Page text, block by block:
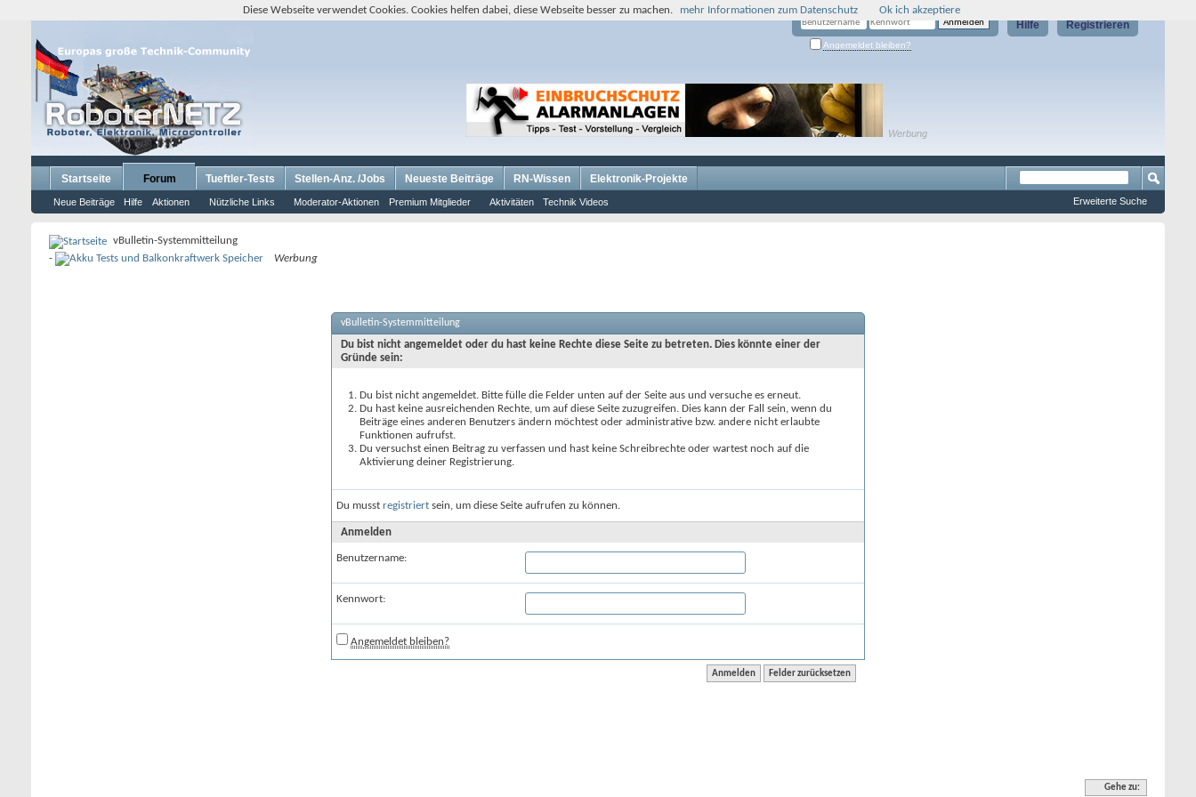
Registrieren
Hilfe
Angemeldet bleiben?
Werbung
Startseite Forum
Neue Beiträge Hilfe Aktionen Nützliche Links Moderator-Aktionen Premium Mitglieder Aktivitäten Technik Videos
Tueftler-Tests Stellen-Anz. /Jobs Neueste Beiträge RN-Wissen Elektronik-Projekte
Erweiterte Suche
vBulletin-Systemmitteilung
-
Werbung
vBulletin-Systemmitteilung
Du bist nicht angemeldet oder du hast keine Rechte diese Seite zu betreten. Dies könnte einer der
Gründe sein:
Du bist nicht angemeldet. Bitte fülle die Felder unten auf der Seite aus und versuche es erneut.
Du hast keine ausreichenden Rechte, um auf diese Seite zuzugreifen. Dies kann der Fall sein, wenn du
Beiträge eines anderen Benutzers ändern möchtest oder administrative bzw. andere nicht erlaubte
Funktionen aufrufst.
Du versuchst einen Beitrag zu verfassen und hast keine Schreibrechte oder wartest noch auf die
Aktivierung deiner Registrierung.
Du musst registriert sein, um diese Seite aufrufen zu können.
Anmelden
Benutzername:
Kennwort:
Angemeldet bleiben?
Gehe zu:
Diese Webseite verwendet Cookies. Cookies helfen dabei, diese Webseite besser zu machen. mehr Informationen zum Datenschutz Ok ich akzeptiere